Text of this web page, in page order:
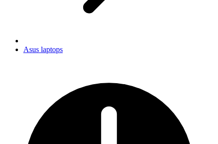
Asus laptops